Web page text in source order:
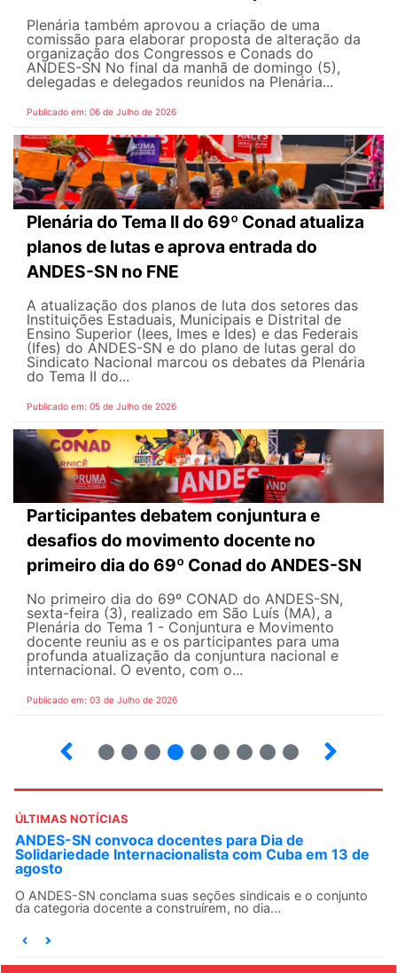
Plenária também aprovou a criação de uma
comissão para elaborar proposta de alteração da
organização dos Congressos e Conads do
ANDES-SN No final da manhã de domingo (5),
delegadas e delegados reunidos na Plenária...
Publicado em: 06 de Julho de 2026
Plenária do Tema II do 69º Conad atualiza
planos de lutas e aprova entrada do
ANDES-SN no FNE
A atualização dos planos de luta dos setores das
Instituições Estaduais, Municipais e Distrital de
Ensino Superior (Iees, Imes e Ides) e das Federais
(Ifes) do ANDES-SN e do plano de lutas geral do
Sindicato Nacional marcou os debates da Plenária
do Tema II do...
Publicado em: 05 de Julho de 2026
Participantes debatem conjuntura e
desafios do movimento docente no
primeiro dia do 69º Conad do ANDES-SN
No primeiro dia do 69º CONAD do ANDES-SN,
sexta-feira (3), realizado em São Luís (MA), a
Plenária do Tema 1 - Conjuntura e Movimento
docente reuniu as e os participantes para uma
profunda atualização da conjuntura nacional e
internacional. O evento, com o...
Publicado em: 03 de Julho de 2026
ÚLTIMAS NOTÍCIAS
ANDES-SN convoca docentes para Dia de
Solidariedade Internacionalista com Cuba em 13 de
agosto
O ANDES-SN conclama suas seções sindicais e o conjunto
da categoria docente a construírem, no dia...